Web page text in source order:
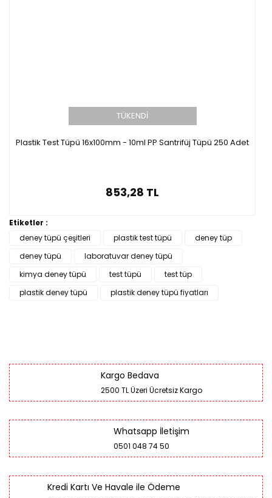
TÜKENDİ
Plastik Test Tüpü 16x100mm - 10ml PP Santrifüj Tüpü 250 Adet
853,28 TL
Etiketler :
deney tüpü çeşitleri
plastik test tüpü
deney tüp
deney tüpü
laboratuvar deney tüpü
kimya deney tüpü
test tüpü
test tüp
plastik deney tüpü
plastik deney tüpü fiyatları
Kargo Bedava
2500 TL Üzeri Ücretsiz Kargo
Whatsapp İletişim
0501 048 74 50
Kredi Kartı Ve Havale ile Ödeme